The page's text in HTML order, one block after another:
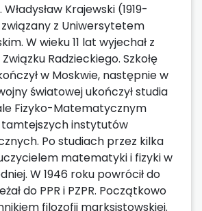
Władysław Krajewski (1919-
z Uniwersytetem
W wieku 11 lat wyjechał z
Radzieckiego. Szkołę
w Moskwie, następnie w
światowej ukończył studia
Fizyko-Matematycznym
tamtejszych instytutów
Po studiach przez kilka
matematyki i fizyki w
W 1946 roku powrócił do
do PPR i PZPR. Początkowo
filozofii marksistowskiej.